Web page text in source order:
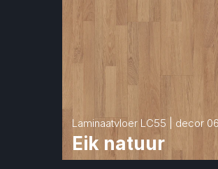
Laminaatvloer LC55 | decor
Eik natuur